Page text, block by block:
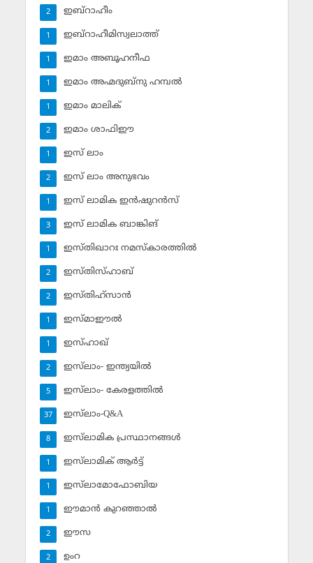
ഇബ്‌റാഹീം
2
ഇബ്‌റാഹീമിസ്വലാത്ത്
1
ഇമാം അബൂഹനീഫ
1
ഇമാം അഹ്മദുബ്‌നു ഹമ്പല്‍
1
ഇമാം മാലിക്
1
ഇമാം ശാഫിഈ
2
ഇസ് ലാം
1
ഇസ് ലാം അനുഭവം
2
ഇസ് ലാമിക ഇന്‍ഷുറന്‍സ്‌
1
ഇസ് ലാമിക ബാങ്കിങ്‌
3
ഇസ്തിഖാറഃ നമസ്‌കാരത്തില്‍
1
ഇസ്തിസ്ഹാബ്
2
ഇസ്തിഹ്‌സാന്‍
2
ഇസ്മാഈല്‍
1
ഇസ്ഹാഖ്‌
1
ഇസ്‌ലാം- ഇന്ത്യയില്‍
2
ഇസ്‌ലാം- കേരളത്തില്‍
5
ഇസ്‌ലാം-Q&A
37
ഇസ്‌ലാമിക പ്രസ്ഥാനങ്ങള്‍
8
ഇസ്‌ലാമിക് ആര്‍ട്ട്
1
ഇസ്‌ലാമോഫോബിയ
1
ഈമാന്‍ കുറഞ്ഞാല്‍
1
ഈസ
2
ഉംറ
2